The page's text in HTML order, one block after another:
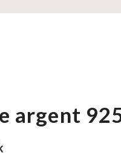
argent